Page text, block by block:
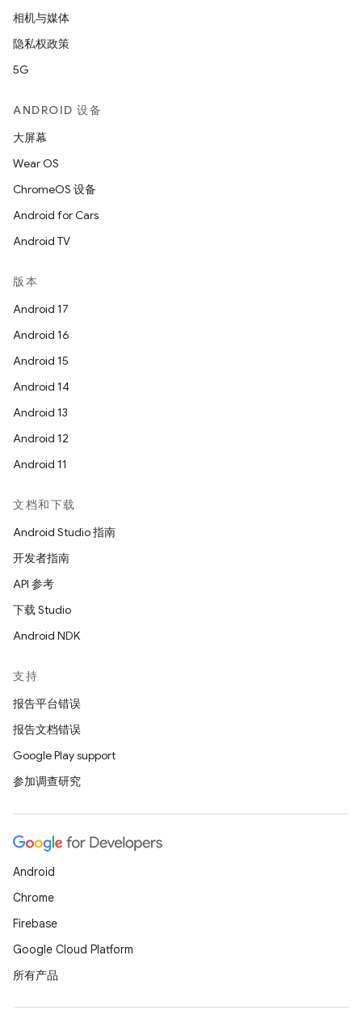
相机与媒体
隐私权政策
5G
ANDROID 设备
大屏幕
Wear OS
ChromeOS 设备
Android for Cars
Android TV
版本
Android 17
Android 16
Android 15
Android 14
Android 13
Android 12
Android 11
文档和下载
Android Studio 指南
开发者指南
API 参考
下载 Studio
Android NDK
支持
报告平台错误
报告文档错误
Google Play support
参加调查研究
Android
Chrome
Firebase
Google Cloud Platform
所有产品